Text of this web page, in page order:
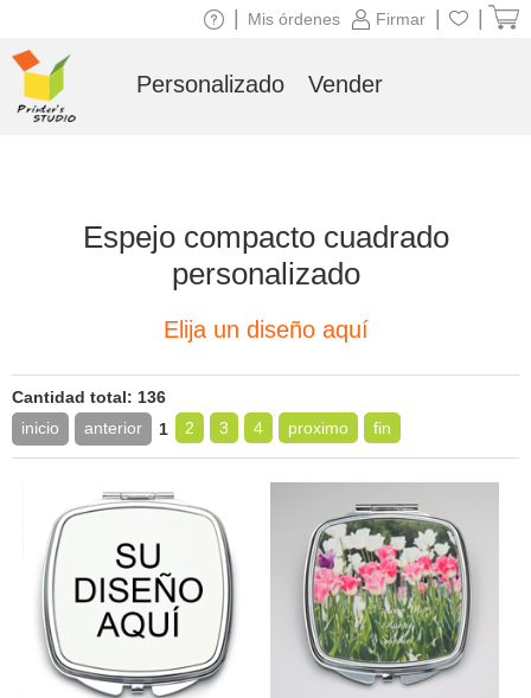
Espejo compacto cuadrado
personalizado
Elija un diseño aquí
Cantidad total: 136
inicio
anterior 1 2 3 4 proximo fin
Firmar
Mis órdenes
Personalizado Vender